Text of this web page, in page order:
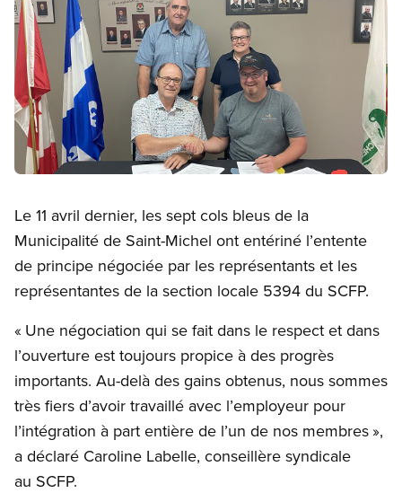
Le 11 avril dernier, les sept cols bleus de la
Municipalité de Saint-Michel ont entériné l’entente
de principe négociée par les représentants et les
représentantes de la section locale 5394 du SCFP.
« Une négociation qui se fait dans le respect et dans
l’ouverture est toujours propice à des progrès
importants. Au-delà des gains obtenus, nous sommes
très fiers d’avoir travaillé avec l’employeur pour
l’intégration à part entière de l’un de nos membres »,
a déclaré Caroline Labelle, conseillère syndicale
au SCFP.